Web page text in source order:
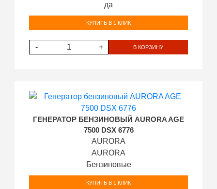
да
КУПИТЬ В 1 КЛИК
- + В КОРЗИНУ
ГЕНЕРАТОР БЕНЗИНОВЫЙ AURORA AGE
7500 DSX 6776
AURORA
AURORA
Бензиновые
КУПИТЬ В 1 КЛИК